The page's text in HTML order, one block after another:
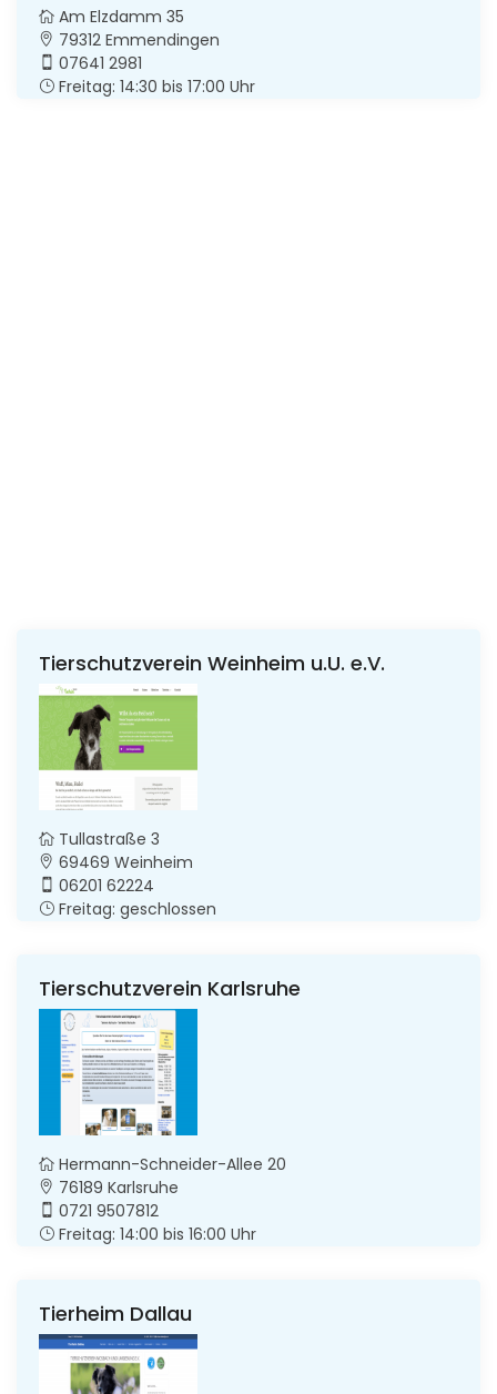
Am Elzdamm 35
79312 Emmendingen
07641 2981
Freitag: 14:30 bis 17:00 Uhr
Tierschutzverein Weinheim u.U. e.V.
Tullastraße 3
69469 Weinheim
06201 62224
Freitag: geschlossen
Tierschutzverein Karlsruhe
Hermann-Schneider-Allee 20
76189 Karlsruhe
0721 9507812
Freitag: 14:00 bis 16:00 Uhr
Tierheim Dallau